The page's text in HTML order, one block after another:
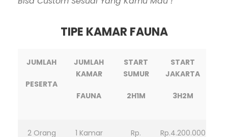
TIPE KAMAR FAUNA
JUMLAH
PESERTA
JUMLAH
KAMAR
FAUNA
START
SUMUR
2H1M
START
JAKARTA
3H2M
2 Orang 1 Kamar
Rp.
Rp.4.200.000